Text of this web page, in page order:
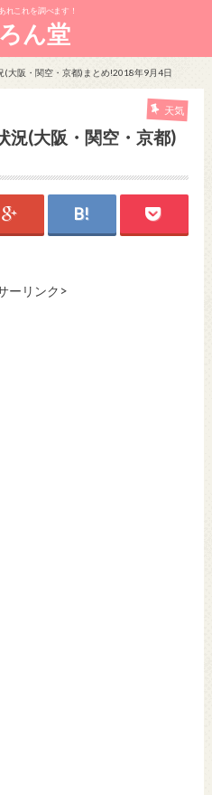
れこれを調べます！
ん堂
(大阪・関空・京都)まとめ!2018年9月4日
天気
況(大阪・関空・京都)
ーリンク>